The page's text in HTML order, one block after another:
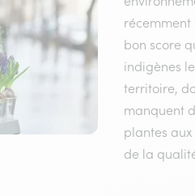
récemment
bon score
indigènes
territoire,
manquent
plantes
de la